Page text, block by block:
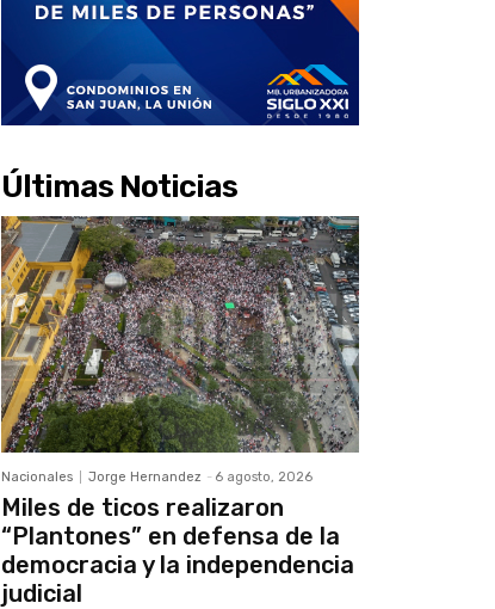
Últimas Noticias
Nacionales Jorge Hernandez - 6 agosto, 2026
Miles de ticos realizaron
“Plantones” en defensa de la
democracia y la independencia
judicial